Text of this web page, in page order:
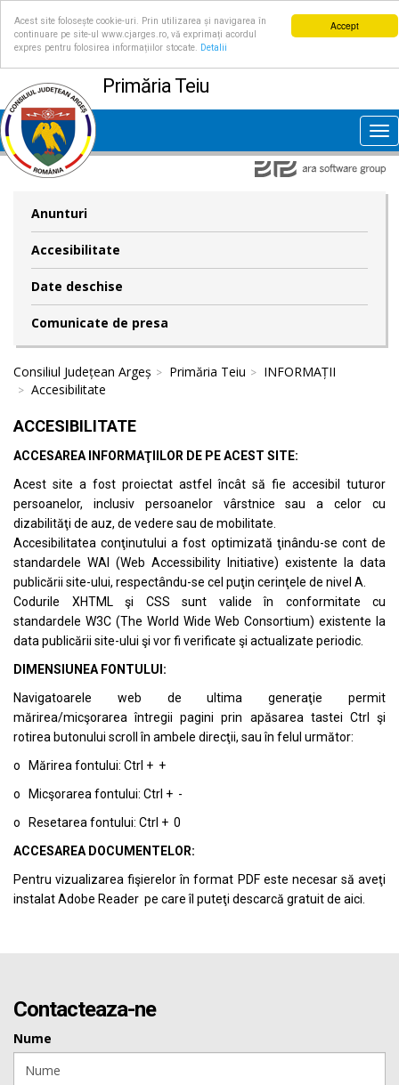
Accept
Acest site folosește cookie-uri. Prin utilizarea și navigarea în
continuare pe site-ul www.cjarges.ro, vă exprimați acordul
expres pentru folosirea informațiilor stocate.
Detalii
Primăria Teiu
Anunturi
Accesibilitate
Date deschise
Comunicate de presa
Consiliul Județean Argeș Primăria Teiu
INFORMAȚII
Accesibilitate
ACCESIBILITATE
ACCESAREA INFORMAŢIILOR DE PE ACEST SITE:
Acest site a fost proiectat astfel încât să fie accesibil tuturor
persoanelor, inclusiv persoanelor vârstnice sau a celor cu
dizabilităţi de auz, de vedere sau de mobilitate.
Accesibilitatea conţinutului a fost optimizată ţinându-se cont de
standardele WAI (Web Accessibility Initiative) existente la data
publicării site-ului, respectându-se cel puţin cerinţele de nivel A.
Codurile XHTML şi CSS sunt valide în conformitate cu
standardele W3C (The World Wide Web Consortium) existente la
data publicării site-ului şi vor fi verificate şi actualizate periodic.
DIMENSIUNEA FONTULUI:
Navigatoarele web de ultima generaţie permit
mărirea/micşorarea întregii pagini prin apăsarea tastei Ctrl şi
rotirea butonului scroll în ambele direcţii, sau în felul următor:
o Mărirea fontului: Ctrl + +
o Micşorarea fontului: Ctrl + -
o Resetarea fontului: Ctrl + 0
ACCESAREA DOCUMENTELOR:
Pentru vizualizarea fişierelor în format PDF este necesar să aveţi
instalat Adobe Reader pe care îl puteţi descarcă gratuit de aici.
Contacteaza-ne
Nume